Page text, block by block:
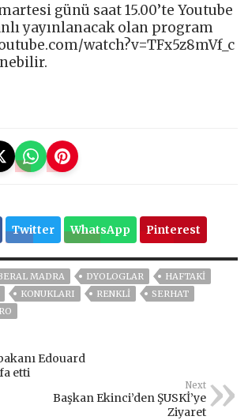
günü saat 15.00’te Youtube
yayınlanacak olan program
watch?v=TFx5z8mVf_c
Twitter WhatsApp Pinterest
MADRA DYOLOGLAR
HAFTAKİ
KONUKLARI RENKLİ
SERHAT
Edouard
etti
Next
Başkan Ekinci’den ŞUSKİ’ye
Ziyaret